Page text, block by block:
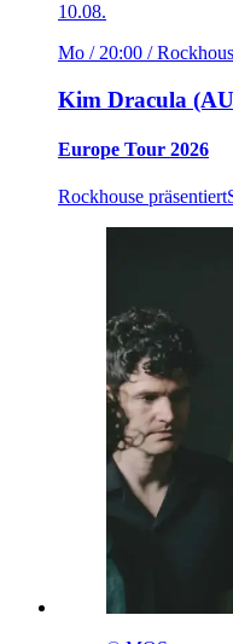
10.08.
Mo / 20:00 /
Kim Dracula
Europe Tour 2026
Rockhouse präsentiert